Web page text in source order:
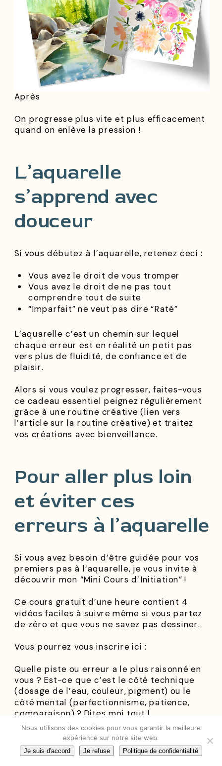
Après
On progresse plus vite et plus efficacement
quand on enlève la pression !
L’aquarelle
s’apprend avec
douceur
Si vous débutez à l’aquarelle, retenez ceci :
Vous avez le droit de vous tromper
Vous avez le droit de ne pas tout
comprendre tout de suite
“Imparfait” ne veut pas dire “Raté”
L’aquarelle c’est un chemin sur lequel
chaque erreur est en réalité un petit pas
vers plus de fluidité, de confiance et de
plaisir.
Alors si vous voulez progresser, faites-vous
ce cadeau essentiel peignez régulièrement
grâce à une routine créative (lien vers
l’article sur la routine créative) et traitez
vos créations avec bienveillance.
Pour aller plus loin
et éviter ces
erreurs à l’aquarelle
Si vous avez besoin d’être guidée pour vos
premiers pas à l’aquarelle, je vous invite à
découvrir mon “Mini Cours d’Initiation” !
Ce cours gratuit d’une heure contient 4
vidéos faciles à suivre même si vous partez
de zéro et que vous ne savez pas dessiner.
Vous pourrez vous inscrire ici :
Quelle piste ou erreur a le plus raisonné en
vous ? Est-ce que c’est le côté technique
(dosage de l’eau, couleur, pigment) ou le
côté mental (perfectionnisme, patience,
comparaison) ? Dites moi tout !
Nous utilisons des cookies pour vous garantir la meilleure
expérience sur notre site web.
Je suis d'accord Je refuse Politique de confidentialité